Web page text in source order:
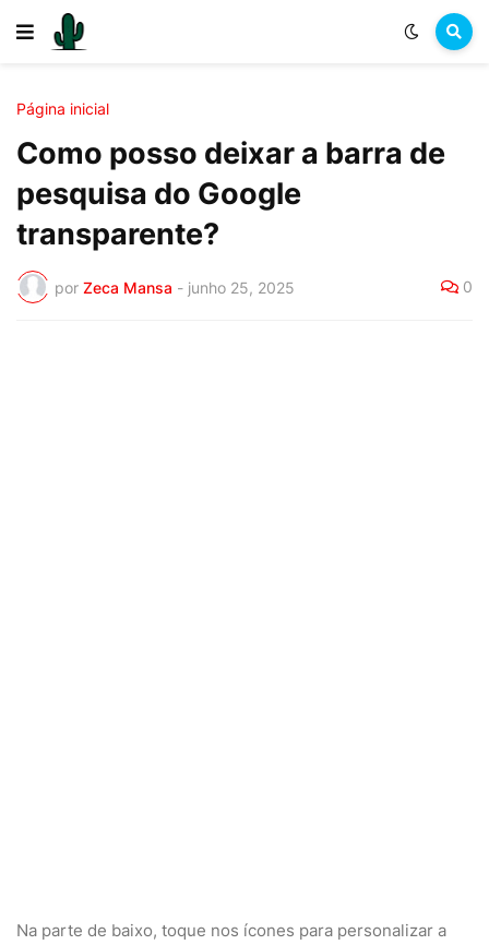
Página inicial
Como posso deixar a barra de
pesquisa do Google
transparente?
por Zeca Mansa - junho 25, 2025 0
Na parte de baixo, toque nos ícones para personalizar a